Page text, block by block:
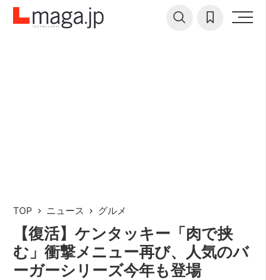
TOP ニュース グルメ
【復活】ケンタッキー「肉で挟
む」衝撃メニュー再び、人気のバ
ーガーシリーズ今年も登場